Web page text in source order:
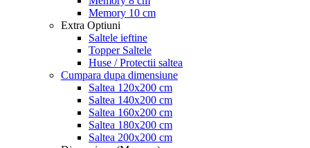
Memory 10 cm
Extra Optiuni
Saltele ieftine
Topper Saltele
Huse / Protectii saltea
Cumpara dupa dimensiune
Saltea 120x200 cm
Saltea 140x200 cm
Saltea 160x200 cm
Saltea 180x200 cm
Saltea 200x200 cm